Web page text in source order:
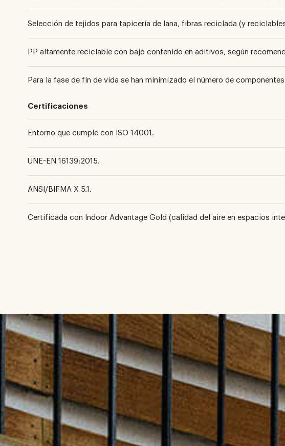
Selección de tejidos para tapicería de lana, fibras reciclada (y
PP altamente reciclable con bajo contenido en aditivos, según
Para la fase de fin de vida se han minimizado el número de
Certificaciones
Entorno que cumple con ISO 14001.
UNE-EN 16139:2015.
ANSI/BIFMA X 5.1.
Certificada con Indoor Advantage Gold (calidad del aire en espacios